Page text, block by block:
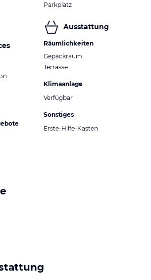
Parkplatz
Ausstattung
Räumlichkeiten
Gepäckraum
Terrasse
Klimaanlage
Verfügbar
Sonstiges
Erste-Hilfe-Kasten